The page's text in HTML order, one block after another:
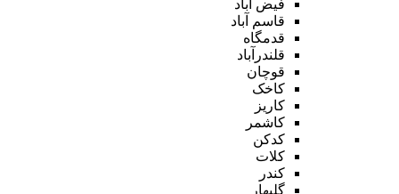
فیض آباد
قاسم آباد
قدمگاه
قلندرآباد
قوچان
کاخک
کاریز
کاشمر
کدکن
کلات
کندر
گلبهار